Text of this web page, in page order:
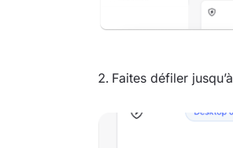
Faites défiler jusqu’à